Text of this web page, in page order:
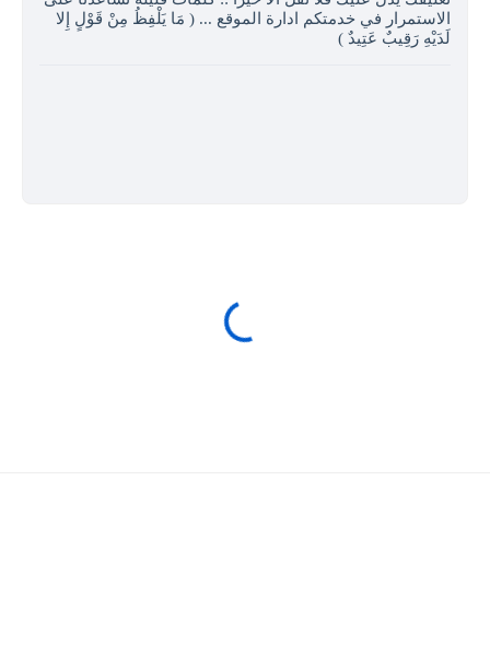
الاستمرار في خدمتكم ادارة الموقع ... ( مَا يَلْفِظُ مِنْ قَوْلٍ إِلا
لَدَيْهِ رَقِيبٌ عَتِيدٌ )